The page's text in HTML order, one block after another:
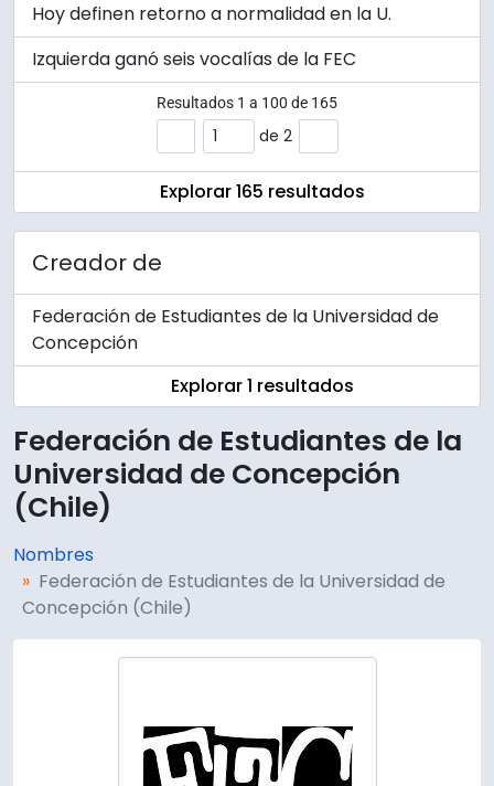
Hoy definen retorno a normalidad en la U.
Izquierda ganó seis vocalías de la FEC
Resultados 1 a 100 de 165
de 2
Explorar 165 resultados
Creador de
Federación de Estudiantes de la Universidad de
Concepción
Explorar 1 resultados
Federación de Estudiantes de la
Universidad de Concepción
(Chile)
Nombres
Federación de Estudiantes de la Universidad de
Concepción (Chile)